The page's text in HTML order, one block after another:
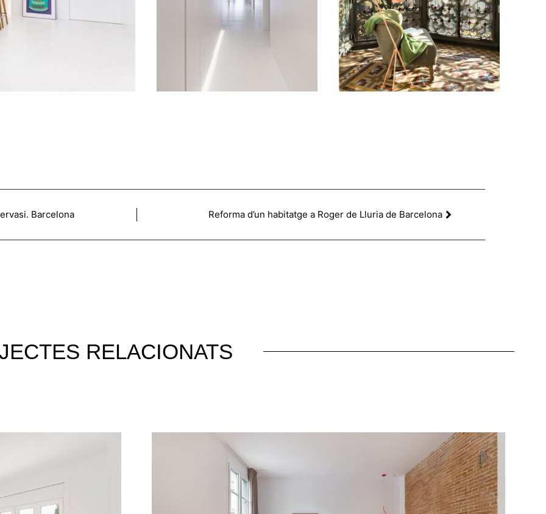
Barcelona Reforma d’un habitatge a Roger de Lluria de Barcelona
RELACIONATS